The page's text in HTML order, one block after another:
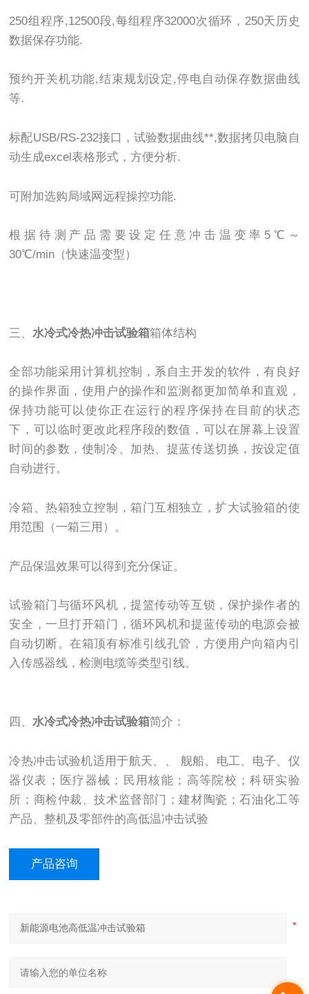
250组程序,12500段,每组程序32000次循环，250天历史
数据保存功能.
预约开关机功能,结束规划设定,停电自动保存数据曲线
等.
标配USB/RS-232接口，试验数据曲线**,数据拷贝电脑自
动生成excel表格形式，方便分析.
可附加选购局域网远程操控功能.
根据待测产品需要设定任意冲击温变率5℃～
30℃/min（快速温变型）
三、 水冷式冷热冲击试验箱箱体结构
全部功能采用计算机控制，系自主开发的软件，有良好
的操作界面，使用户的操作和监测都更加简单和直观，
保持功能可以使你正在运行的程序保持在目前的状态
下，可以临时更改此程序段的数值，可以在屏幕上设置
时间的参数，使制冷、加热、提蓝传送切换，按设定值
自动进行。
冷箱、热箱独立控制，箱门互相独立，扩大试验箱的使
用范围（一箱三用）。
产品保温效果可以得到充分保证。
试验箱门与循环风机，提篮传动等互锁，保护操作者的
安全，一旦打开箱门，循环风机和提蓝传动的电源会被
自动切断。在箱顶有标准引线孔管，方便用户向箱内引
入传感器线，检测电缆等类型引线。
四、水冷式冷热冲击试验箱简介：
冷热冲击试验机适用于航天、、 舰船、电工、电子、仪
器仪表；医疗器械；民用核能；高等院校；科研实验
所；商检仲裁、技术监督部门；建材陶瓷；石油化工等
产品、整机及零部件的高低温冲击试验
产品咨询